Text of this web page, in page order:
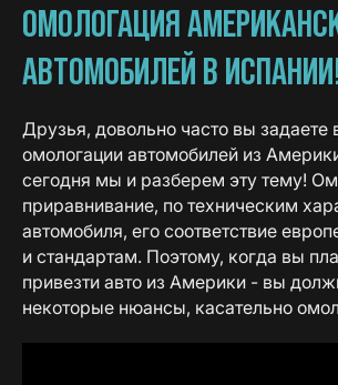
ОМОЛОГАЦИЯ
АВТОМОБИЛЕЙ В
Друзья, довольно часто вы задаете
омологации автомобилей из
сегодня мы и разберем эту тему!
приравнивание, по техническим
автомобиля, его соответствие
и стандартам. Поэтому, когда вы
привезти авто из Америки - вы
некоторые нюансы, касательно